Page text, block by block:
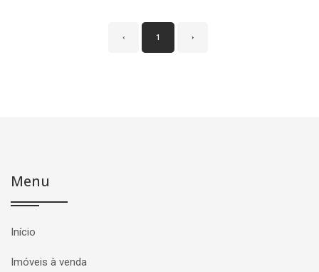
‹ 1 ›
Menu
Início
Imóveis à venda